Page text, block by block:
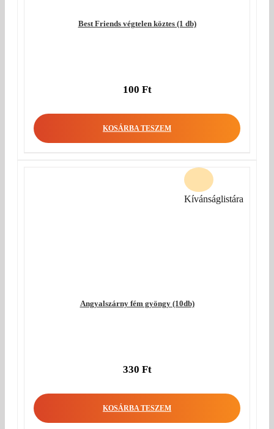
Best Friends végtelen köztes (1 db)
100 Ft
KOSÁRBA TESZEM
Angyalszárny fém gyöngy (10db)
330 Ft
KOSÁRBA TESZEM
Kívánságlistára